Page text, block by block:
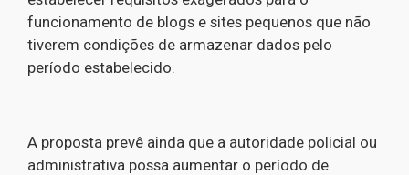
funcionamento de blogs e sites pequenos que não
tiverem condições de armazenar dados pelo
período estabelecido.
A proposta prevê ainda que a autoridade policial ou
administrativa possa aumentar o período de